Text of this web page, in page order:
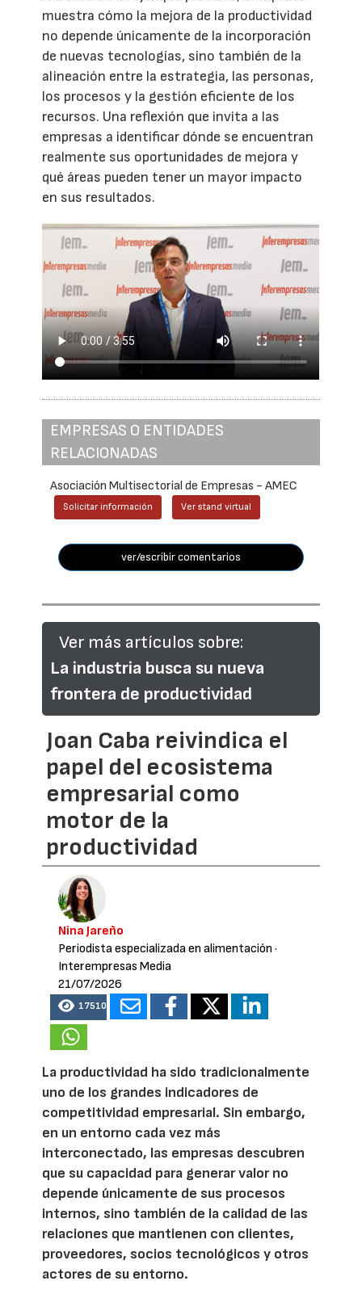
muestra cómo la mejora de la productividad
no depende únicamente de la incorporación
de nuevas tecnologías, sino también de la
alineación entre la estrategia, las personas,
los procesos y la gestión eficiente de los
recursos. Una reflexión que invita a las
empresas a identificar dónde se encuentran
realmente sus oportunidades de mejora y
qué áreas pueden tener un mayor impacto
en sus resultados.
EMPRESAS O ENTIDADES
RELACIONADAS
Asociación Multisectorial de Empresas - AMEC
Solicitar información Ver stand virtual
ver/escribir comentarios
Ver más artículos sobre:
La industria busca su nueva
frontera de productividad
Joan Caba reivindica el
papel del ecosistema
empresarial como
motor de la
productividad
Nina Jareño
Periodista especializada en alimentación ·
Interempresas Media
21/07/2026
17510
La productividad ha sido tradicionalmente
uno de los grandes indicadores de
competitividad empresarial. Sin embargo,
en un entorno cada vez más
interconectado, las empresas descubren
que su capacidad para generar valor no
depende únicamente de sus procesos
internos, sino también de la calidad de las
relaciones que mantienen con clientes,
proveedores, socios tecnológicos y otros
actores de su entorno.